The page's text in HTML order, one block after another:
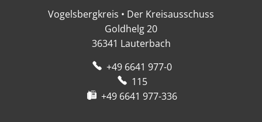
Vogelsbergkreis • Der Kreisausschuss
Goldhelg 20
36341 Lauterbach
+49 6641 977-0
115
+49 6641 977-336